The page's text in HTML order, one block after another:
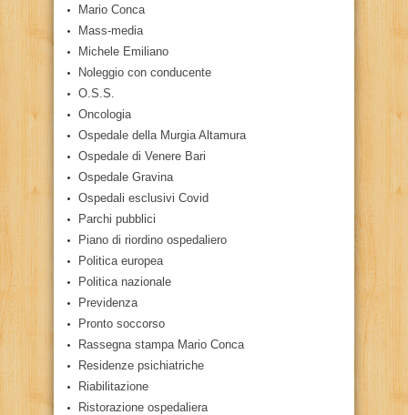
Mario Conca
Mass-media
Michele Emiliano
Noleggio con conducente
O.S.S.
Oncologia
Ospedale della Murgia Altamura
Ospedale di Venere Bari
Ospedale Gravina
Ospedali esclusivi Covid
Parchi pubblici
Piano di riordino ospedaliero
Politica europea
Politica nazionale
Previdenza
Pronto soccorso
Rassegna stampa Mario Conca
Residenze psichiatriche
Riabilitazione
Ristorazione ospedaliera